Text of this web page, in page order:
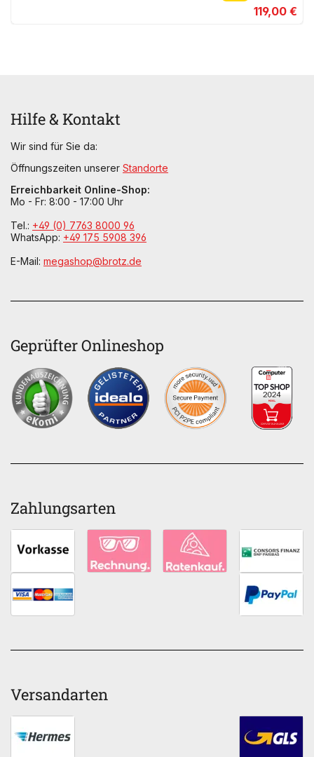
119,00 €
Hilfe & Kontakt
Wir sind für Sie da:
Öffnungszeiten unserer Standorte
Erreichbarkeit Online-Shop:
Mo - Fr: 8:00 - 17:00 Uhr
Tel.: +49 (0) 7763 8000 96
WhatsApp: +49 175 5908 396
E-Mail: megashop@brotz.de
Geprüfter Onlineshop
Zahlungsarten
Versandarten